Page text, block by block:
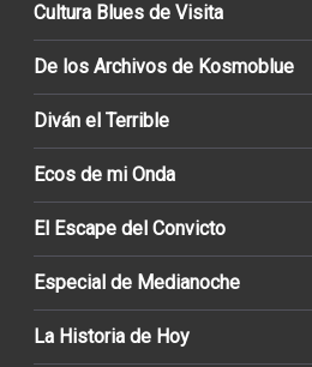
Cultura Blues de Visita
De los Archivos de Kosmoblue
Diván el Terrible
Ecos de mi Onda
El Escape del Convicto
Especial de Medianoche
La Historia de Hoy